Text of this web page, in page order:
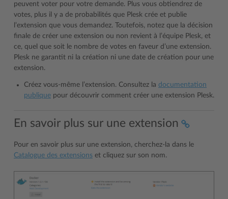
peuvent voter pour votre demande. Plus vous obtiendrez de
votes, plus il y a de probabilités que Plesk crée et publie
l’extension que vous demandez. Toutefois, notez que la décision
finale de créer une extension ou non revient à l’équipe Plesk, et
ce, quel que soit le nombre de votes en faveur d’une extension.
Plesk ne garantit ni la création ni une date de création pour une
extension.
Créez vous-même l’extension. Consultez la documentation
publique pour découvrir comment créer une extension Plesk.
En savoir plus sur une extension
Pour en savoir plus sur une extension, cherchez-la dans le
Catalogue des extensions et cliquez sur son nom.